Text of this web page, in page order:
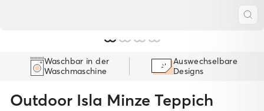
Waschbar in der
Waschmaschine
Auswechselbare
Designs
Outdoor Isla Minze Teppich